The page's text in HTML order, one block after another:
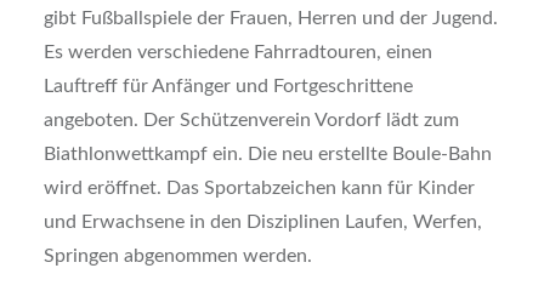
gibt Fußballspiele der Frauen, Herren und der Jugend.
Es werden verschiedene Fahrradtouren, einen
Lauftreff für Anfänger und Fortgeschrittene
angeboten. Der Schützenverein Vordorf lädt zum
Biathlonwettkampf ein. Die neu erstellte Boule-Bahn
wird eröffnet. Das Sportabzeichen kann für Kinder
und Erwachsene in den Disziplinen Laufen, Werfen,
Springen abgenommen werden.